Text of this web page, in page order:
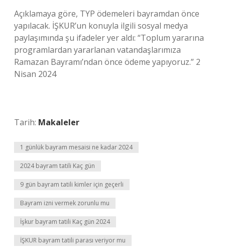
Açıklamaya göre, TYP ödemeleri bayramdan önce
yapılacak. İŞKUR’un konuyla ilgili sosyal medya
paylaşımında şu ifadeler yer aldı: “Toplum yararına
programlardan yararlanan vatandaşlarımıza
Ramazan Bayramı’ndan önce ödeme yapıyoruz.” 2
Nisan 2024
Tarih: Makaleler
1 günlük bayram mesaisi ne kadar 2024
2024 bayram tatili Kaç gün
9 gün bayram tatili kimler için geçerli
Bayram izni vermek zorunlu mu
İşkur bayram tatili Kaç gün 2024
İŞKUR bayram tatili parası veriyor mu